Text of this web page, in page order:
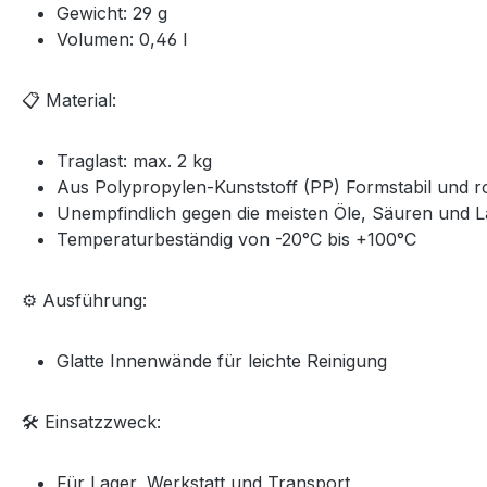
Gewicht: 29 g
Volumen: 0,46 l
📋 Material:
Traglast: max. 2 kg
Aus Polypropylen-Kunststoff (PP) Formstabil und
Unempfindlich gegen die meisten Öle, Säuren und
Temperaturbeständig von -20°C bis +100°C
⚙️ Ausführung:
Glatte Innenwände für leichte Reinigung
🛠️ Einsatzzweck:
Für Lager, Werkstatt und Transport